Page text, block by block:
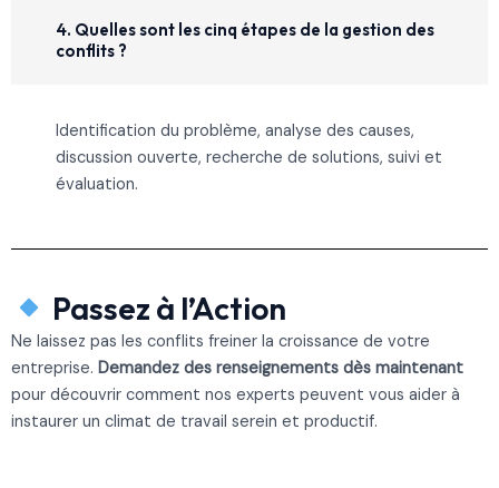
4. Quelles sont les cinq étapes de la gestion des
conflits ?
Identification du problème, analyse des causes,
discussion ouverte, recherche de solutions, suivi et
évaluation.
Passez à l’Action
Ne laissez pas les conflits freiner la croissance de votre
entreprise. Demandez des renseignements dès maintenant
pour découvrir comment nos experts peuvent vous aider à
instaurer un climat de travail serein et productif.